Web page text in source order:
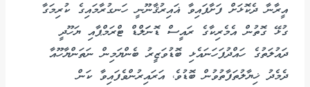
އީރާނާ ދެކޮޅަށް ފަށާފައިވާ ޣައިރުޤާނޫނީ ހަނގުރާމައިގެ ކުރިމަގާ
ގުޅޭ ގޮތުން އެމެރިކާގެ ރައީސް ޑޮނަަލްޑް ޓްރަމްޕާއި ޔަހޫދީ
ދައުލަތުގެ ހައްދުފަހަނައެޅި ބޮޑުވަޒީރު ބެންޔަމިން ނަތަންޔާހޫއާ
ދެމެދު ޚިޔާލުތަފާތުވުން ބޮޑުވެ، އަރައިރުންވެފައިވާ ކަން